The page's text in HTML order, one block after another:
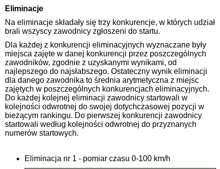
Eliminacje
Na eliminacje składały się trzy konkurencje, w których udział
brali wszyscy zawodnicy zgłoszeni do startu.
Dla każdej z konkurencji eliminacyjnych wyznaczane były
miejsca zajęte w danej konkurencji przez poszczególnych
zawodników, zgodnie z uzyskanymi wynikami, od
najlepszego do najsłabszego. Ostateczny wynik eliminacji
dla danego zawodnika to średnia arytmetyczna z miejsc
zajętych w poszczególnych konkurencjach eliminacyjnych.
Do każdej kolejnej eliminacji zawodnicy startowali w
kolejności odwrotnej do swojej dotychczasowej pozycji w
bieżącym rankingu. Do pierwszej konkurencji zawodnicy
startowali według kolejności odwrotnej do przyznanych
numerów startowych.
Eliminacja nr 1 - pomiar czasu 0-100 km/h